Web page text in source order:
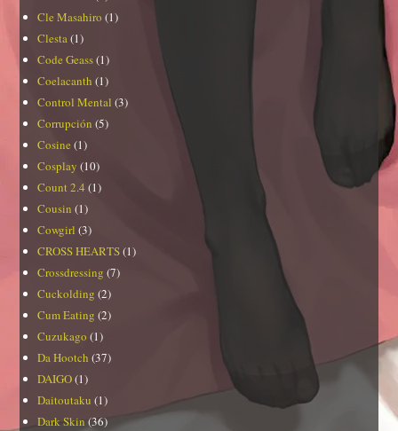
Cle Masahiro (1)
Clesta(1)
Code Geass(1)
Coelacanth (1)
Control Mental (3)
Corrupción (5)
Cosine (1)
Cosplay (10)
Count 2.4 (1)
Cousin (1)
Cowgirl (3)
CROSS HEARTS(1)
Crossdressing (7)
Cuckolding (2)
Cum Eating (2)
Cuzukago (1)
Da Hootch (37)
DAIGO(1)
Daitoutaku (1)
Dark Skin (36)